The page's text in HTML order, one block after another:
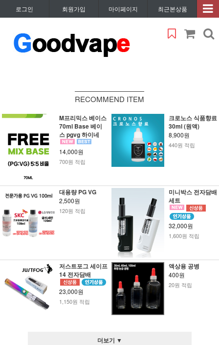
로그인 회원가입 마이페이지 최근본상품
RECOMMEND ITEM
M프리믹스 베이스
70ml Base 베이
스 pgvg 하이네
14,000원
700원 적립
크로노스 식품향료
30ml (원액)
8,900원
440원 적립
대용량 PG VG
2,500원
120원 적립
미니박스 전자담배
세트
32,000원
1,600원 적립
저스트포그 세이프
14 전자담배
23,000원
1,150원 적립
액상용 공병
400원
20원 적립
더보기 ▼